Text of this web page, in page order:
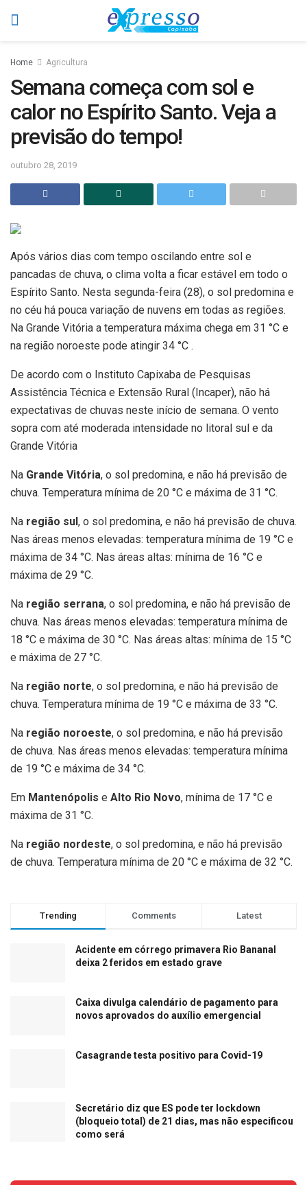
Home Agricultura
Semana começa com sol e
calor no Espírito Santo. Veja a
previsão do tempo!
outubro 28, 2019
Após vários dias com tempo oscilando entre sol e
pancadas de chuva, o clima volta a ficar estável em todo o
Espírito Santo. Nesta segunda-feira (28), o sol predomina e
no céu há pouca variação de nuvens em todas as regiões.
Na Grande Vitória a temperatura máxima chega em 31 °C e
na região noroeste pode atingir 34 °C .
De acordo com o Instituto Capixaba de Pesquisas
Assistência Técnica e Extensão Rural (Incaper), não há
expectativas de chuvas neste início de semana. O vento
sopra com até moderada intensidade no litoral sul e da
Grande Vitória
Na Grande Vitória, o sol predomina, e não há previsão de
chuva. Temperatura mínima de 20 °C e máxima de 31 °C.
Na região sul, o sol predomina, e não há previsão de chuva.
Nas áreas menos elevadas: temperatura mínima de 19 °C e
máxima de 34 °C. Nas áreas altas: mínima de 16 °C e
máxima de 29 °C.
Na região serrana, o sol predomina, e não há previsão de
chuva. Nas áreas menos elevadas: temperatura mínima de
18 °C e máxima de 30 °C. Nas áreas altas: mínima de 15 °C
e máxima de 27 °C.
Na região norte, o sol predomina, e não há previsão de
chuva. Temperatura mínima de 19 °C e máxima de 33 °C.
Na região noroeste, o sol predomina, e não há previsão
de chuva. Nas áreas menos elevadas: temperatura mínima
de 19 °C e máxima de 34 °C.
Em Mantenópolis e Alto Rio Novo, mínima de 17 °C e
máxima de 31 °C.
Na região nordeste, o sol predomina, e não há previsão
de chuva. Temperatura mínima de 20 °C e máxima de 32 °C.
Trending Comments Latest
Acidente em córrego primavera Rio Bananal
deixa 2 feridos em estado grave
Caixa divulga calendário de pagamento para
novos aprovados do auxílio emergencial
Casagrande testa positivo para Covid-19
Secretário diz que ES pode ter lockdown
(bloqueio total) de 21 dias, mas não especificou
como será